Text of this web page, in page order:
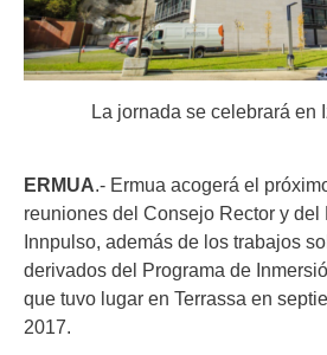
La jornada se celebrará en
ERMUA .- Ermua acogerá el
reuniones del Consejo Rector y del
Innpulso, además de los trabajos
derivados del Programa de
que tuvo lugar en Terrassa en
2017.